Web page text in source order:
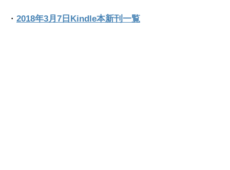
・ 2018年3月7日Kindle本新刊一覧